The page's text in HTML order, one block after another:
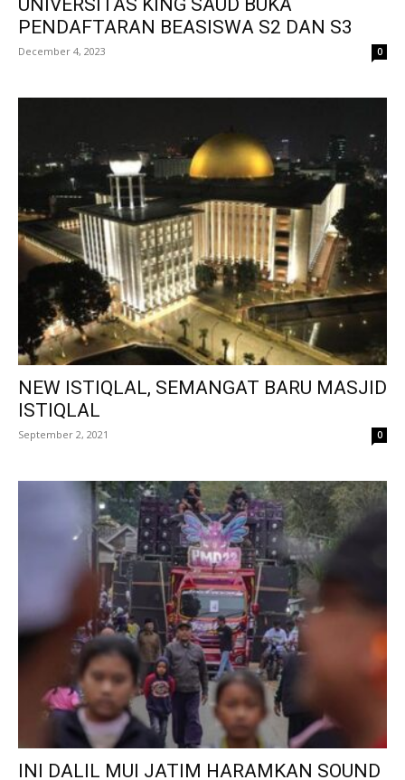
UNIVERSITAS KING SAUD BUKA
PENDAFTARAN BEASISWA S2 DAN S3
December 4, 2023 0
NEW ISTIQLAL, SEMANGAT BARU MASJID
ISTIQLAL
September 2, 2021 0
INI DALIL MUI JATIM HARAMKAN SOUND